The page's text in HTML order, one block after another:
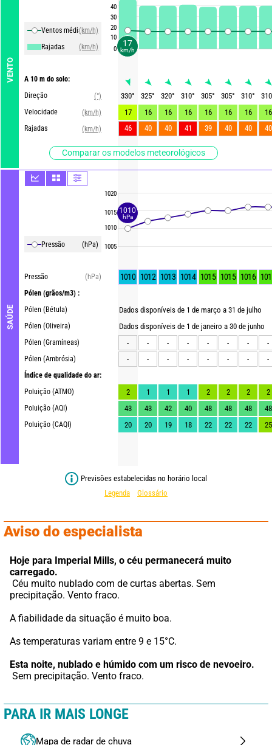
VENTO
Ventos média(km/h)
Rajadas
(km/h)
A 10 m do solo:
Direção
(°)
Velocidade
(km/h)
Rajadas
(km/h)
Comparar os modelos meteorológicos
SAÚDE
Pressão (hPa)
Pressão
(hPa)
Pólen (grãos/m3) :
Pólen (Bétula)
Pólen (Oliveira)
Pólen (Gramíneas)
Pólen (Ambrósia)
Índice de qualidade do ar:
Poluição (ATMO)
Poluição (AQI)
Poluição (CAQI)
40
30
20
10
0
1020
1015
1010
1005
330° 325° 320° 310° 305° 305° 310°
310
17
16 16 16 16 16 16
16
46
40 40 41 39 40 40 40
1010 1012 1013 1014 1015 1015 1016
Dados disponíveis de 1 de março a 31 de julho
Dados disponíveis de 1 de janeiro a 30 de junho
-
- - - - - -
-
-
- - - - - - -
2 1 1 1 2 2 2
2
43
43 42 40 48 48 48
48
20
20 19 18 22 22 22 25
Previsões estabelecidas no horário local
Legenda
Glossário
Aviso do especialista
Hoje para Imperial Mills, o céu permanecerá muito
carregado.
precipitação. Vento fraco.
A fiabilidade da situação é muito boa.
As temperaturas variam entre 9 e 15°C.
Esta noite, nublado e húmido com um risco de nevoeiro.
Sem precipitação. Vento fraco.
PARA IR MAIS LONGE
Mapa de radar de chuva
17
km/h
1010
hPa